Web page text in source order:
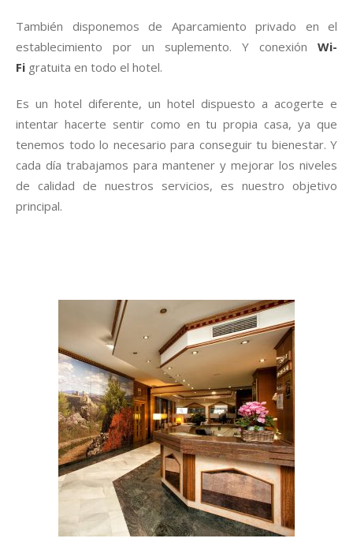
También disponemos de Aparcamiento privado en el
establecimiento por un suplemento. Y conexión Wi-
Fi gratuita en todo el hotel.
Es un hotel diferente, un hotel dispuesto a acogerte e
intentar hacerte sentir como en tu propia casa, ya que
tenemos todo lo necesario para conseguir tu bienestar. Y
cada día trabajamos para mantener y mejorar los niveles
de calidad de nuestros servicios, es nuestro objetivo
principal.